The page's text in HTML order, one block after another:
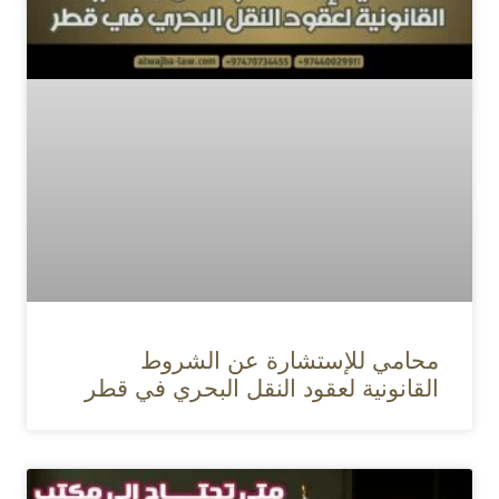
محامي للإستشارة عن الشروط
القانونية لعقود النقل البحري في قطر